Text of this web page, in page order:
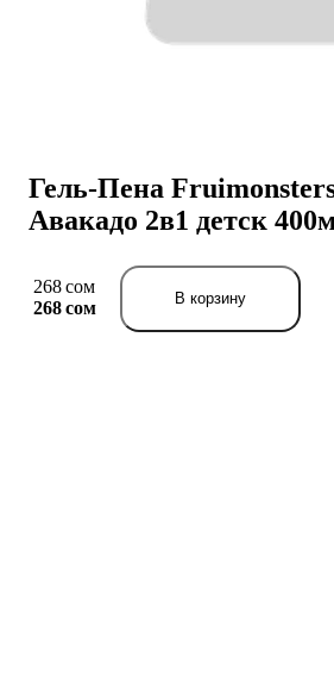
Гель-Пена
Авакадо 2в1 детск
268 сом
268 сом
В корзину